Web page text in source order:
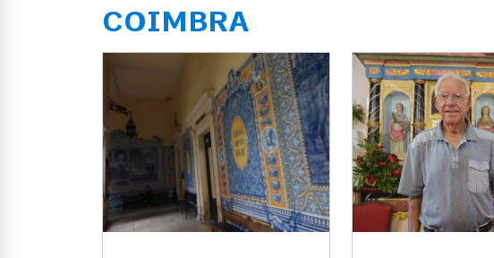
COIMBRA